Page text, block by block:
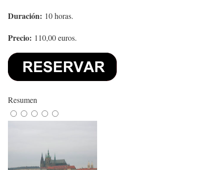
Duración: 10 horas.
Precio: 110,00 euros.
Resumen